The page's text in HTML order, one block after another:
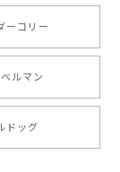
ーコリー
ルマン
ドッグ